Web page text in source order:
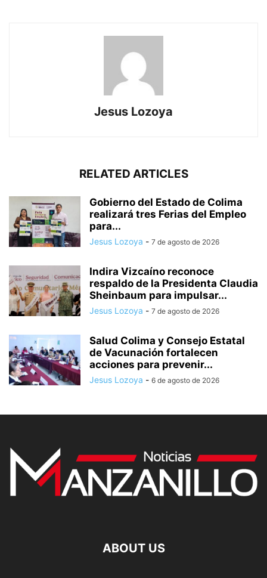
Jesus Lozoya
RELATED ARTICLES
Gobierno del Estado de Colima
realizará tres Ferias del Empleo
para...
Jesus Lozoya - 7 de agosto de 2026
Indira Vizcaíno reconoce
respaldo de la Presidenta Claudia
Sheinbaum para impulsar...
Jesus Lozoya - 7 de agosto de 2026
Salud Colima y Consejo Estatal
de Vacunación fortalecen
acciones para prevenir...
Jesus Lozoya - 6 de agosto de 2026
ABOUT US